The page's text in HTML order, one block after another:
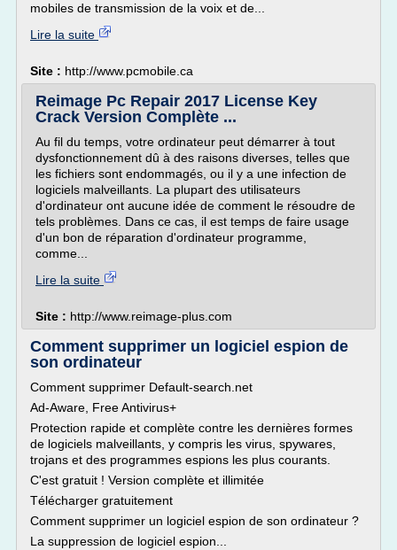
mobiles de transmission de la voix et de...
Lire la suite
Site : http://www.pcmobile.ca
Reimage Pc Repair 2017 License Key
Crack Version Complète ...
Au fil du temps, votre ordinateur peut démarrer à tout
dysfonctionnement dû à des raisons diverses, telles que
les fichiers sont endommagés, ou il y a une infection de
logiciels malveillants. La plupart des utilisateurs
d'ordinateur ont aucune idée de comment le résoudre de
tels problèmes. Dans ce cas, il est temps de faire usage
d'un bon de réparation d'ordinateur programme,
comme...
Lire la suite
Site : http://www.reimage-plus.com
Comment supprimer un logiciel espion de
son ordinateur
Comment supprimer Default-search.net
Ad-Aware, Free Antivirus+
Protection rapide et complète contre les dernières formes
de logiciels malveillants, y compris les virus, spywares,
trojans et des programmes espions les plus courants.
C'est gratuit ! Version complète et illimitée
Télécharger gratuitement
Comment supprimer un logiciel espion de son ordinateur ?
La suppression de logiciel espion...